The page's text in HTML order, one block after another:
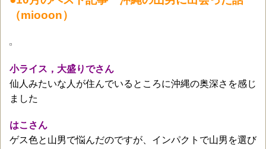
（miooon）
小ライス，大盛りでさん
仙人みたいな人が住んでいるところに沖縄の奥深さを感じ
ました
はこさん
ゲス色と山男で悩んだのですが、インパクトで山男を選び